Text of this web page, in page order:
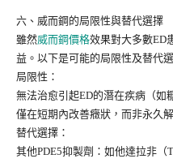
六、威而鋼的局限性與替代選擇
雖然威而鋼價格效果對大多數ED
益。以下是可能的局限性及替代選
局限性：
無法治愈引起ED的潛在疾病（如
僅在短期內改善癥狀，而非永久
替代選擇：
其他PDE5抑製劑：如他達拉非